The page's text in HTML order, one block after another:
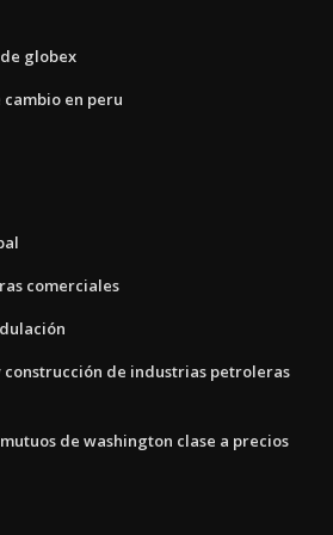
globex
en peru
comerciales
construcción de industrias petroleras
de washington clase a precios